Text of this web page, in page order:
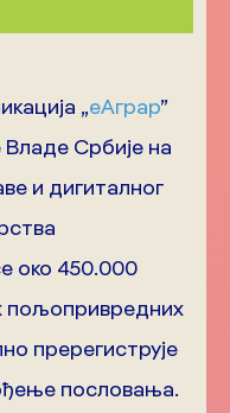
„еАграр”
Владе Србије на
и дигиталног
око 450.000
пољопривредних
пререгиструје
пословања.